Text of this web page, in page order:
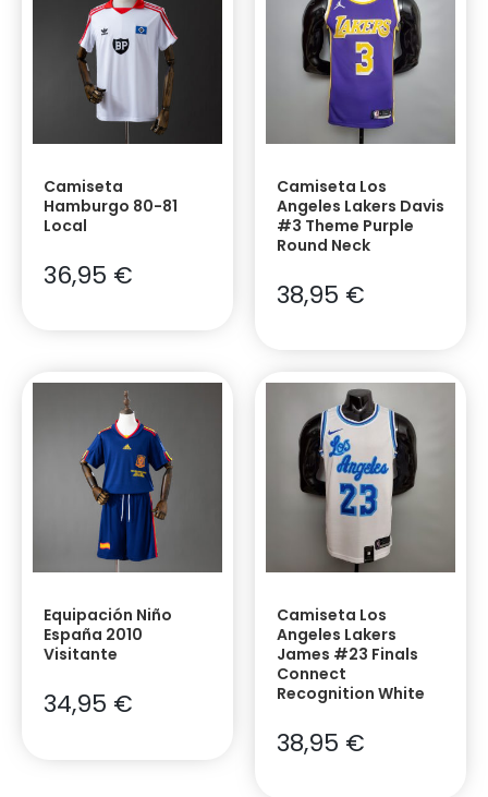
Camiseta
Hamburgo 80-81
Local
36,95 €
Camiseta Los
Angeles Lakers Davis
#3 Theme Purple
Round Neck
38,95 €
Equipación Niño
España 2010
Visitante
34,95 €
Camiseta Los
Angeles Lakers
James #23 Finals
Connect
Recognition White
38,95 €